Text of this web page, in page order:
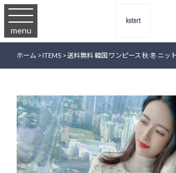
menu
ホーム>ITEMS>送料無料 韓国 ワンピース 秋 冬 ニッ